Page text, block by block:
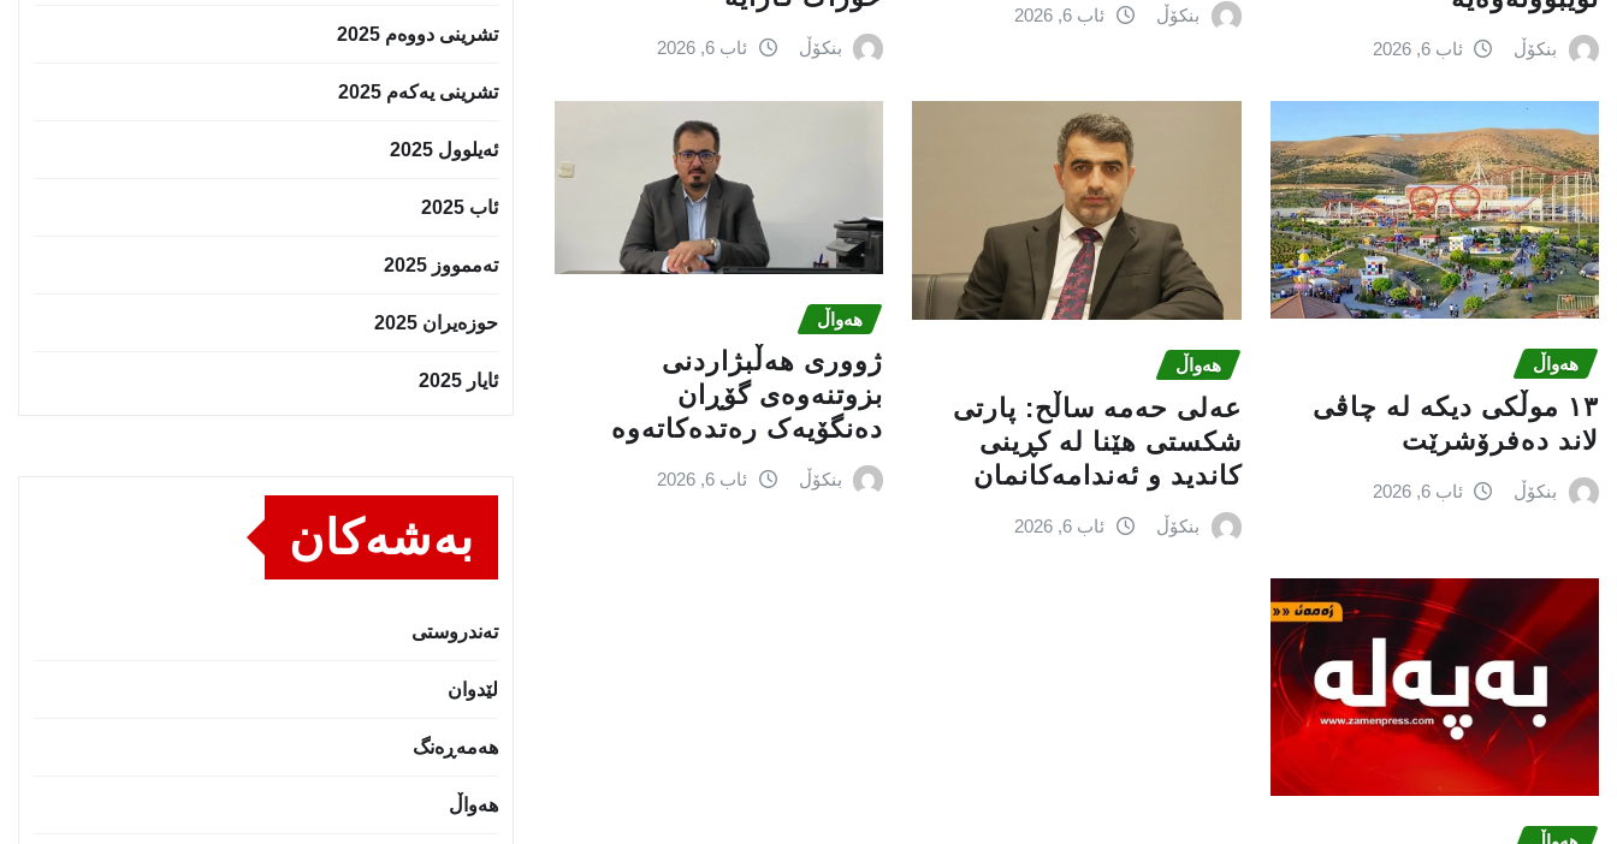
بنکۆڵ ئاب 6, 2026
بنکۆڵ ئاب 6, 2026
بنکۆڵ ئاب 6, 2026
هەواڵ
١٣ موڵکی دیکە لە چاڤی
لاند دەفرۆشرێت
بنکۆڵ ئاب 6, 2026
هەواڵ
عه‌لی‌ حه‌مه‌ ساڵح: پارتی‌
شكستی‌ هێنا له‌ كڕینی‌
كاندید و ئه‌ندامه‌كانمان
بنکۆڵ ئاب 6, 2026
هەواڵ
ژووری هەڵبژاردنی
بزوتنەوەى گۆڕان
دەنگۆیەک رەتدەکاتەوە
بنکۆڵ ئاب 6, 2026
تشرینی دووەم 2025
تشرینی یەکەم 2025
ئەیلوول 2025
ئاب 2025
تەممووز 2025
حوزه‌یران 2025
ئایار 2025
بەشەکان
تەندروستى
لێدوان
هەمەڕەنگ
هەواڵ